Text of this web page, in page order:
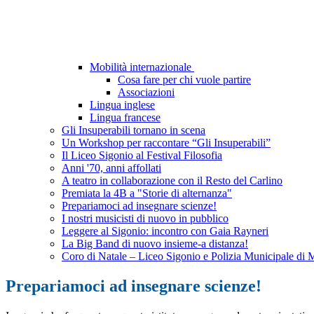
Mobilità internazionale
Cosa fare per chi vuole partire
Associazioni
Lingua inglese
Lingua francese
Gli Insuperabili tornano in scena
Un Workshop per raccontare “Gli Insuperabili”
Il Liceo Sigonio al Festival Filosofia
Anni '70, anni affollati
A teatro in collaborazione con il Resto del Carlino
Premiata la 4B a "Storie di alternanza"
Prepariamoci ad insegnare scienze!
I nostri musicisti di nuovo in pubblico
Leggere al Sigonio: incontro con Gaia Rayneri
La Big Band di nuovo insieme-a distanza!
Coro di Natale – Liceo Sigonio e Polizia Municipale di
Prepariamoci ad insegnare scienze!